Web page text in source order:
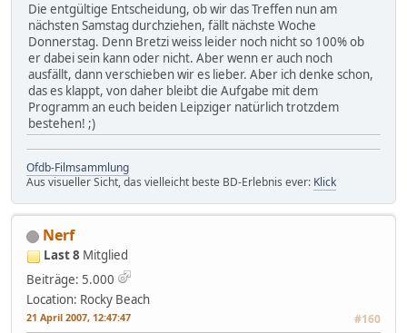
Die entgültige Entscheidung, ob wir das Treffen nun am
nächsten Samstag durchziehen, fällt nächste Woche
Donnerstag. Denn Bretzi weiss leider noch nicht so 100% ob
er dabei sein kann oder nicht. Aber wenn er auch noch
ausfällt, dann verschieben wir es lieber. Aber ich denke schon,
das es klappt, von daher bleibt die Aufgabe mit dem
Programm an euch beiden Leipziger natürlich trotzdem
bestehen! ;)
Ofdb-Filmsammlung
Aus visueller Sicht, das vielleicht beste BD-Erlebnis ever: Klick
Nerf
Last 8 Mitglied
Beiträge: 5.000
Location: Rocky Beach
21 April 2007, 12:47:47 #160